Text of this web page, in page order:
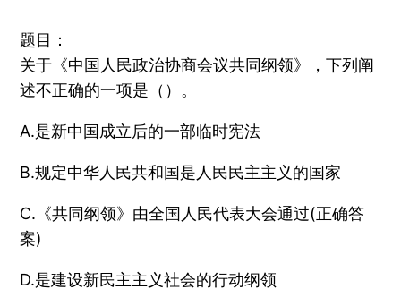
题目：
关于《中国人民政治协商会议共同纲领》，下列阐
述不正确的一项是（）。
A.是新中国成立后的一部临时宪法
B.规定中华人民共和国是人民民主主义的国家
C.《共同纲领》由全国人民代表大会通过(正确答
案)
D.是建设新民主主义社会的行动纲领